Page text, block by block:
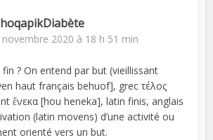
novembre 2020 à 18 h 51 min
fin ? On entend par but (vieillissant
haut français behuof], grec τέλος
ἕνεκα [hou heneka], latin finis, anglais
(latin movens) d’une activité ou
orienté vers un but.